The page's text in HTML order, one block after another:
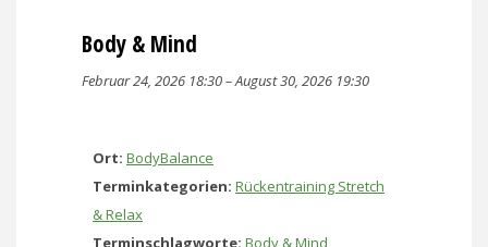
Body & Mind
Februar 24, 2026 18:30–August 30, 2026 19:30
Ort: BodyBalance
Terminkategorien: Rückentraining Stretch
& Relax
Terminschlagworte: Body & Mind,